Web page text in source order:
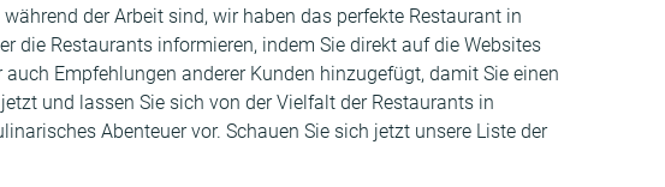
der Arbeit sind, wir haben das perfekte Restaurant in
die Restaurants informieren, indem Sie direkt auf die Websites
Empfehlungen anderer Kunden hinzugefügt, damit Sie einen
und lassen Sie sich von der Vielfalt der Restaurants in
Abenteuer vor. Schauen Sie sich jetzt unsere Liste der